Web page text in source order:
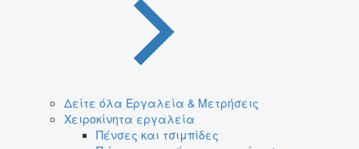
Δείτε όλα Εργαλεία & Μετρήσεις
Χειροκίνητα εργαλεία
Πένσες και τσιμπίδες